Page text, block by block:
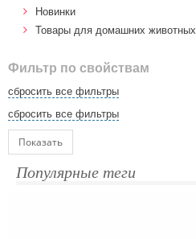
Новинки
Товары для домашних животных
Фильтр по свойствам
сбросить все фильтры
сбросить все фильтры
Показать
Популярные теги